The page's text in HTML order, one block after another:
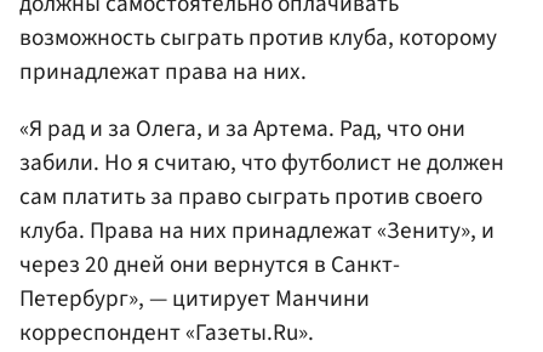
возможность сыграть против клуба, которому
принадлежат права на них.
«Я рад и за Олега, и за Артема. Рад, что они
забили. Но я считаю, что футболист не должен
сам платить за право сыграть против своего
клуба. Права на них принадлежат «Зениту», и
через 20 дней они вернутся в Санкт-
Петербург», — цитирует Манчини
корреспондент «Газеты.Ru».